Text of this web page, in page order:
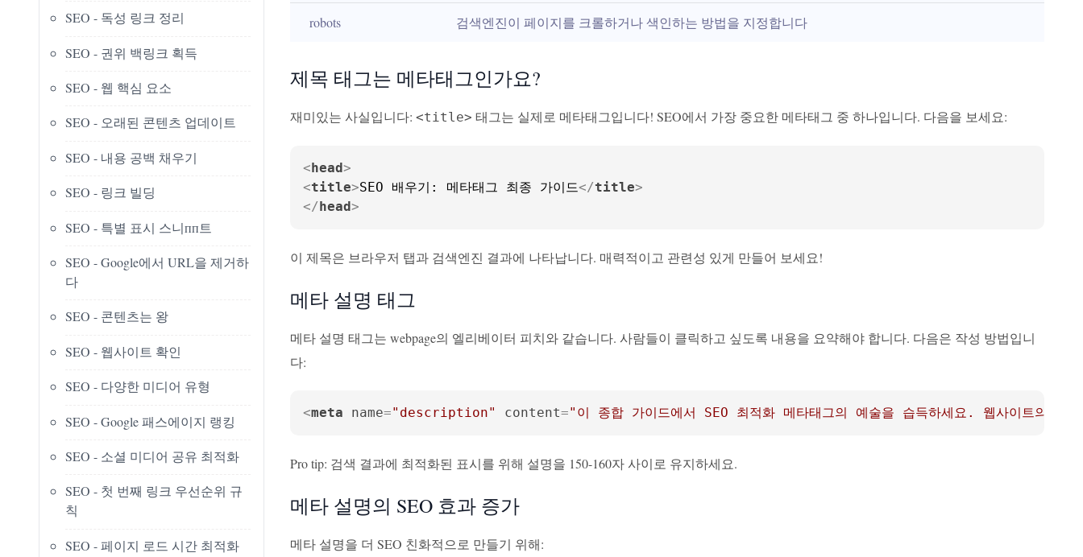
SEO - 독성 링크 정리
SEO - 권위 백링크 획득
SEO - 웹 핵심 요소
SEO - 오래된 콘텐츠 업데이트
SEO - 내용 공백 채우기
SEO - 링크 빌딩
SEO - 특별 표시 스니пп트
SEO - Google에서 URL을 제거하
다
SEO - 콘텐츠는 왕
SEO - 웹사이트 확인
SEO - 다양한 미디어 유형
SEO - Google 패스에이지 랭킹
SEO - 소셜 미디어 공유 최적화
SEO - 첫 번째 링크 우선순위 규
칙
SEO - 페이지 로드 시간 최적화
robots 검색엔진이 페이지를 크롤하거나 색인하는 방법을 지정합니다
제목 태그는 메타태그인가요?
재미있는 사실입니다: <title> 태그는 실제로 메타태그입니다! SEO에서 가장 중요한 메타태그 중 하나입니다. 다음을 보세요:
<head>
<title>SEO 배우기: 메타태그 최종 가이드</title>
</head>
이 제목은 브라우저 탭과 검색엔진 결과에 나타납니다. 매력적이고 관련성 있게 만들어 보세요!
메타 설명 태그
메타 설명 태그는 webpage의 엘리베이터 피치와 같습니다. 사람들이 클릭하고 싶도록 내용을 요약해야 합니다. 다음은 작성 방법입니
다:
<meta name="description" content="이 종합 가이드에서 SEO 최적화 메타태그의 예술을 습득하세요. 웹사이트의
Pro tip: 검색 결과에 최적화된 표시를 위해 설명을 150-160자 사이로 유지하세요.
메타 설명의 SEO 효과 증가
메타 설명을 더 SEO 친화적으로 만들기 위해: